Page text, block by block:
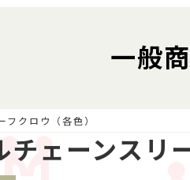
一般
フクロウ（各色）
チェーンスリ